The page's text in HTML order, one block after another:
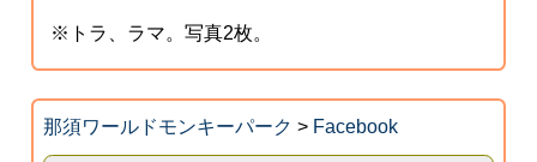
※トラ、ラマ。写真2枚。
那須ワールドモンキーパーク > Facebook